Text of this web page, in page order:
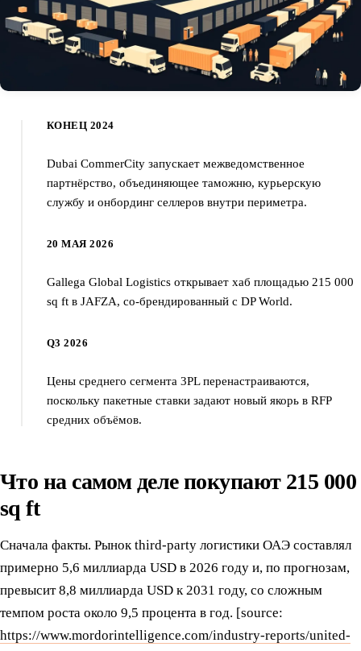
КОНЕЦ 2024
Dubai CommerCity запускает межведомственное
партнёрство, объединяющее таможню, курьерскую
службу и онбординг селлеров внутри периметра.
20 МАЯ 2026
Gallega Global Logistics открывает хаб площадью 215 000
sq ft в JAFZA, со-брендированный с DP World.
Q3 2026
Цены среднего сегмента 3PL перенастраиваются,
поскольку пакетные ставки задают новый якорь в RFP
средних объёмов.
Что на самом деле покупают 215 000
sq ft
Сначала факты. Рынок third-party логистики ОАЭ составлял
примерно 5,6 миллиарда USD в 2026 году и, по прогнозам,
превысит 8,8 миллиарда USD к 2031 году, со сложным
темпом роста около 9,5 процента в год. [source:
https://www.mordorintelligence.com/industry-reports/united-